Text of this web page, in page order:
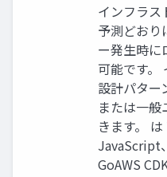
インフラス
予測どおり
ー発生時に
可能です。
設計パター
または一
きます。
JavaScript
GoAWS